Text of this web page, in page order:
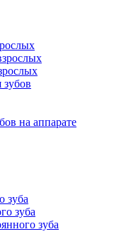
на аппарате
зуба
зуба
зуба